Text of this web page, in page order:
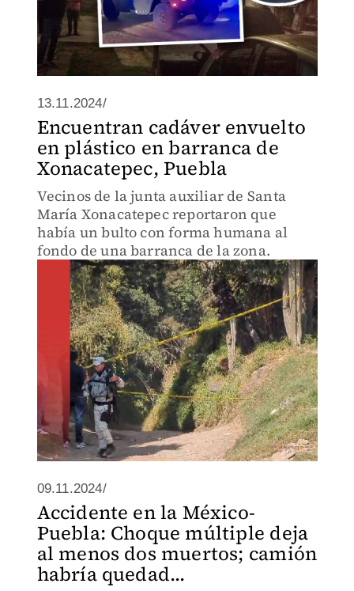
13.11.2024/
Encuentran cadáver envuelto
en plástico en barranca de
Xonacatepec, Puebla
Vecinos de la junta auxiliar de Santa
María Xonacatepec reportaron que
había un bulto con forma humana al
fondo de una barranca de la zona.
09.11.2024/
Accidente en la México-
Puebla: Choque múltiple deja
al menos dos muertos; camión
habría quedad...